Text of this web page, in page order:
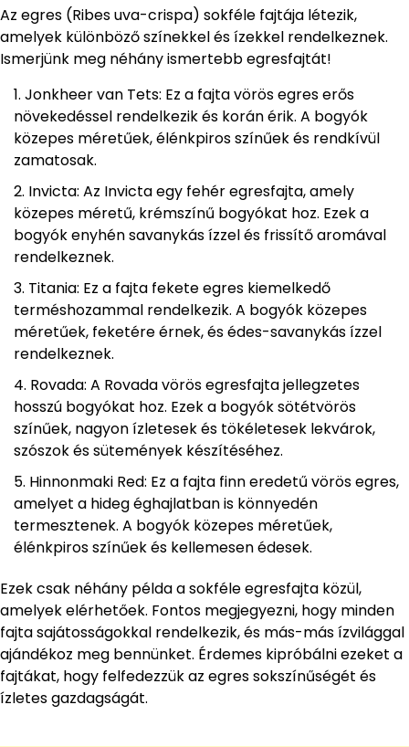
Az egres (Ribes uva-crispa) sokféle fajtája létezik,
amelyek különböző színekkel és ízekkel rendelkeznek.
Ismerjünk meg néhány ismertebb egresfajtát!
Jonkheer van Tets: Ez a fajta vörös egres erős
növekedéssel rendelkezik és korán érik. A bogyók
közepes méretűek, élénkpiros színűek és rendkívül
zamatosak.
Invicta: Az Invicta egy fehér egresfajta, amely
közepes méretű, krémszínű bogyókat hoz. Ezek a
bogyók enyhén savanykás ízzel és frissítő aromával
rendelkeznek.
Titania: Ez a fajta fekete egres kiemelkedő
terméshozammal rendelkezik. A bogyók közepes
méretűek, feketére érnek, és édes-savanykás ízzel
rendelkeznek.
Rovada: A Rovada vörös egresfajta jellegzetes
hosszú bogyókat hoz. Ezek a bogyók sötétvörös
színűek, nagyon ízletesek és tökéletesek lekvárok,
szószok és sütemények készítéséhez.
Hinnonmaki Red: Ez a fajta finn eredetű vörös egres,
amelyet a hideg éghajlatban is könnyedén
termesztenek. A bogyók közepes méretűek,
élénkpiros színűek és kellemesen édesek.
Ezek csak néhány példa a sokféle egresfajta közül,
amelyek elérhetőek. Fontos megjegyezni, hogy minden
fajta sajátosságokkal rendelkezik, és más-más ízvilággal
ajándékoz meg bennünket. Érdemes kipróbálni ezeket a
fajtákat, hogy felfedezzük az egres sokszínűségét és
ízletes gazdagságát.